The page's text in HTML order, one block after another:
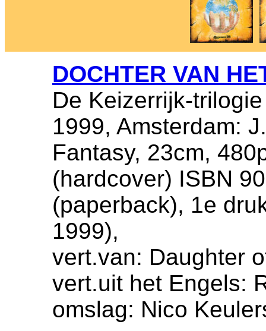
DOCHTER VAN
De Keizerrijk-
1999, Amsterdam:
Fantasy, 23cm,
(hardcover) ISBN
(paperback), 1e
1999),
vert.van: Daughter
vert.uit het Engels:
omslag: Nico